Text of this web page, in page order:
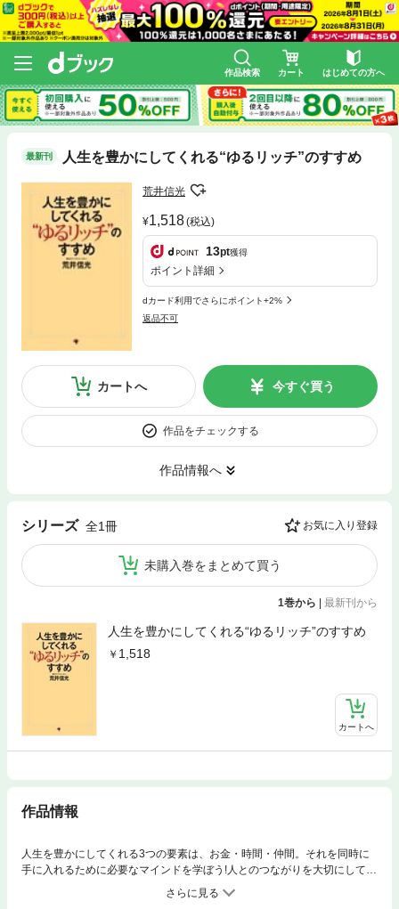
作品検索 カート はじめての方へ
最新刊 人生を豊かにしてくれる“ゆるリッチ”のすすめ
荒井信光
1,518(税込)
13pt獲得
ポイント詳細
dカード利用でさらにポイント+2%
返品不可
カートへ 今すぐ買う
作品をチェックする
作品情報へ
シリーズ 全1冊 お気に入り登録
未購入巻をまとめて買う
1巻から | 最新刊から
人生を豊かにしてくれる“ゆるリッチ”のすすめ
1,518
カートへ
作品情報
人生を豊かにしてくれる3つの要素は、お金・時間・仲間。それを同時に
手に入れるために必要なマインドを学ぼう!人とのつながりを大切にして、
仲間を増やしながらみんなで一緒に成功していく。必死さや気負いなんて
必要なし。面白いことを楽しみながらやればいいんです!“雇われる”という